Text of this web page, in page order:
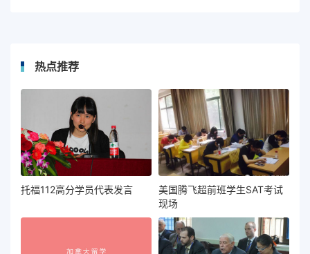
热点推荐
托福112高分学员代表发言
美国腾飞超前班学生SAT考试
现场